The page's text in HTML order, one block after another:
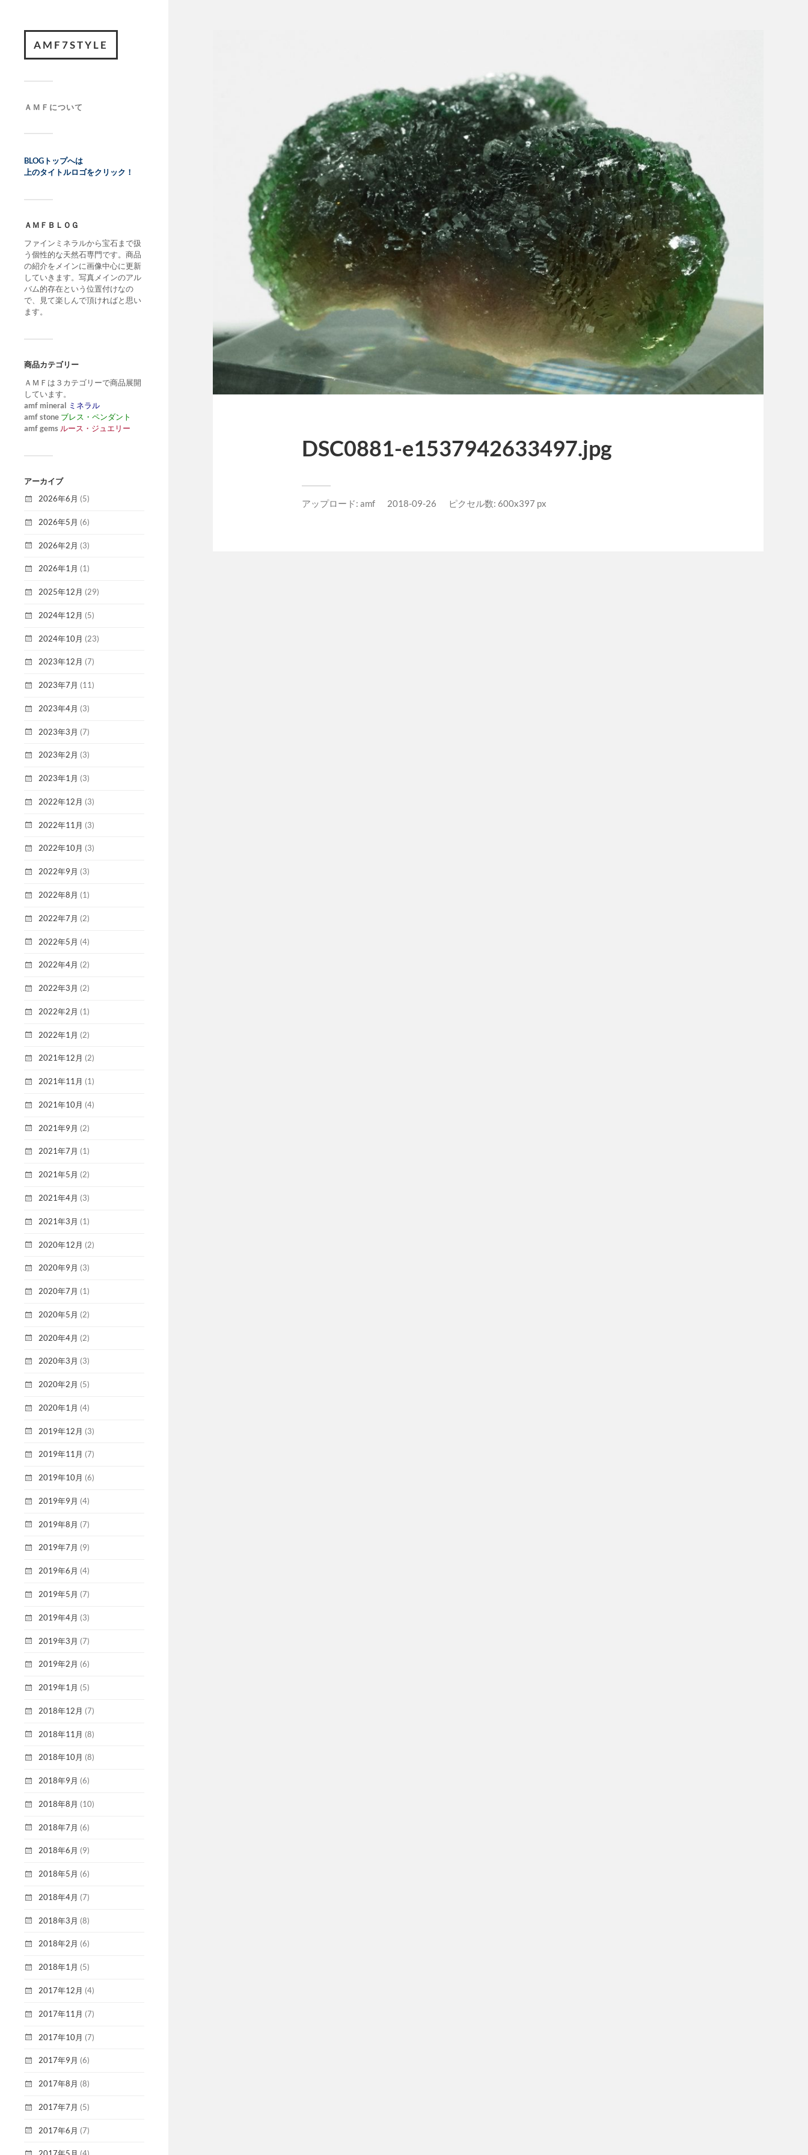
AMF7STYLE
ＡＭＦについて
BLOGトップへは
上のタイトルロゴをクリック！
ＡＭＦＢＬＯＧ
ファインミネラルから宝石まで扱
う個性的な天然石専門です。商品
の紹介をメインに画像中心に更新
していきます。写真メインのアル
バム的存在という位置付けなの
で、見て楽しんで頂ければと思い
ます。
商品カテゴリー
ＡＭＦは３カテゴリーで商品展開
しています。
amf mineral ミネラル
amf stone ブレス・ペンダント
amf gems ルース・ジュエリー
アーカイブ
2026年6月 (5)
2026年5月 (6)
2026年2月 (3)
2026年1月 (1)
2025年12月 (29)
2024年12月 (5)
2024年10月 (23)
2023年12月 (7)
2023年7月 (11)
2023年4月 (3)
2023年3月 (7)
2023年2月 (3)
2023年1月 (3)
2022年12月 (3)
2022年11月 (3)
2022年10月 (3)
2022年9月 (3)
2022年8月 (1)
2022年7月 (2)
2022年5月 (4)
2022年4月 (2)
2022年3月 (2)
2022年2月 (1)
2022年1月 (2)
2021年12月 (2)
2021年11月 (1)
2021年10月 (4)
2021年9月 (2)
2021年7月 (1)
2021年5月 (2)
2021年4月 (3)
2021年3月 (1)
2020年12月 (2)
2020年9月 (3)
2020年7月 (1)
2020年5月 (2)
2020年4月 (2)
2020年3月 (3)
2020年2月 (5)
2020年1月 (4)
2019年12月 (3)
2019年11月 (7)
2019年10月 (6)
2019年9月 (4)
2019年8月 (7)
2019年7月 (9)
2019年6月 (4)
2019年5月 (7)
2019年4月 (3)
2019年3月 (7)
2019年2月 (6)
2019年1月 (5)
2018年12月 (7)
2018年11月 (8)
2018年10月 (8)
2018年9月 (6)
2018年8月 (10)
2018年7月 (6)
2018年6月 (9)
2018年5月 (6)
2018年4月 (7)
2018年3月 (8)
2018年2月 (6)
2018年1月 (5)
2017年12月 (4)
2017年11月 (7)
2017年10月 (7)
2017年9月 (6)
2017年8月 (8)
2017年7月 (5)
2017年6月 (7)
DSC0881-e1537942633497.jpg
アップロード: amf 2018-09-26 ピクセル数: 600x397 px